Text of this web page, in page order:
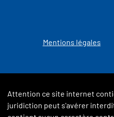
Mentions légales
Attention ce site internet
juridiction peut s'avérer